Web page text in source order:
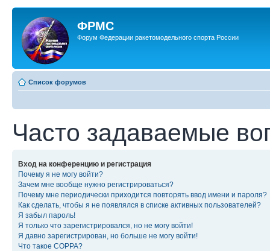
ФРМС
Форум Федерации ракетомодельного спорта России
Список форумов
Часто задаваемые
Вход на конференцию и регистрация
Почему я не могу войти?
Зачем мне вообще нужно регистрироваться?
Почему мне периодически приходится повторять ввод имени и пароля?
Как сделать, чтобы я не появлялся в списке активных пользователей?
Я забыл пароль!
Я только что зарегистрировался, но не могу войти!
Я давно зарегистрирован, но больше не могу войти!
Что такое COPPA?